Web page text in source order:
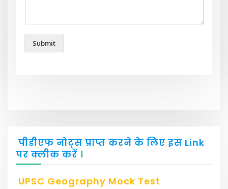
Submit
पीडीएफ नोट्स प्राप्त करने के लिए इस Link
पर क्लीक करें ।
UPSC Geography Mock Test